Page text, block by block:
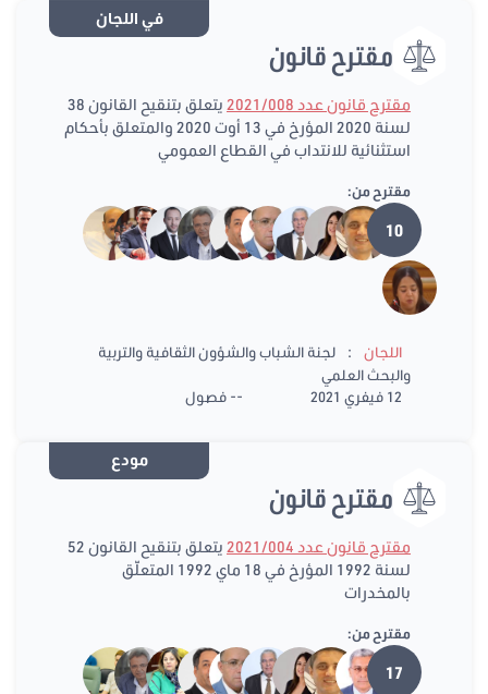
في اللجان
مقترح قانون
مقترح قانون عدد 2021/008
يتعلق بتنقيح القانون 38
لسنة 2020 المؤرخ في 13 أوت 2020 والمتعلق بأحكام
استثنائية للانتداب في القطاع العمومي
مقترح من:
10
اللجان :
لجنة الشباب والشؤون الثقافية والتربية
والبحث العلمي
12 فيفري 2021
-- فصول
مودع
مقترح قانون
مقترح قانون عدد 2021/004
يتعلق بتنقيح القانون 52
لسنة 1992 المؤرخ في 18 ماي 1992 المتعلّق
بالمخدرات
مقترح من:
17